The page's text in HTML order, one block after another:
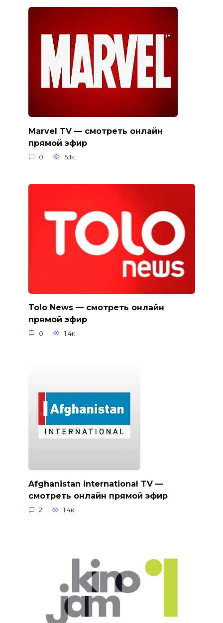
Marvel TV — смотреть онлайн
прямой эфир
0 5.1к.
Tolo News — смотреть онлайн
прямой эфир
0 1.4к.
Afghanistan international TV —
смотреть онлайн прямой эфир
2 1.4к.